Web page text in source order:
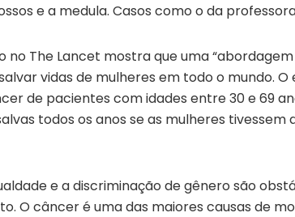
e a medula. Casos como o da
The Lancet mostra que uma
vidas de mulheres em todo o mundo. O
de pacientes com idades entre 30 e 69
todos os anos se as mulheres tivessem
e a discriminação de gênero são
O câncer é uma das maiores causas de